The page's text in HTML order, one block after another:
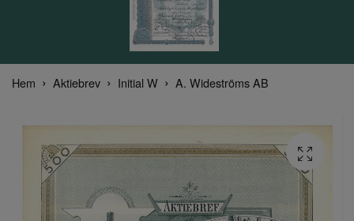
Hem Aktiebrev Initial W A. Wideströms AB